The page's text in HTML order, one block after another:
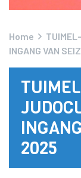
Home
INGANG VAN
2025